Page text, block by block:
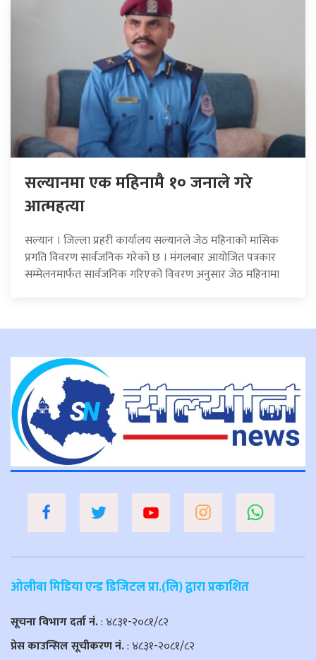
सल्यानमा एक महिनामै १० जनाले गरे
आत्महत्या
सल्यान । जिल्ला प्रहरी कार्यालय सल्यानले जेठ महिनाको मासिक
प्रगति विवरण सार्वजनिक गरेको छ । मंगलबार आयोजित पत्रकार
सम्मेलनमार्फत सार्वजनिक गरिएको विवरण अनुसार जेठ महिनामा
ओलीबा मिडिया एन्ड डिजिटल प्रा.(लि) द्वारा प्रकाशित
सूचना विभाग दर्ता नं.: ४८३१-२०८१/८२
प्रेस काउन्सिल सूचीकरण नं.: ४८३१-२०८१/८२